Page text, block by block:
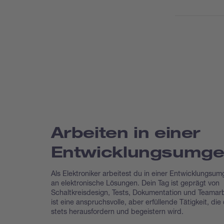
Arbeiten in einer
Als Elektroniker arbeitest du in einer
an elektronische Lösungen. Dein Tag ist geprägt von
Schaltkreisdesign, Tests, Dokumentation und
ist eine anspruchsvolle, aber erfüllende Tätigkeit, die
stets herausfordern und begeistern wird.